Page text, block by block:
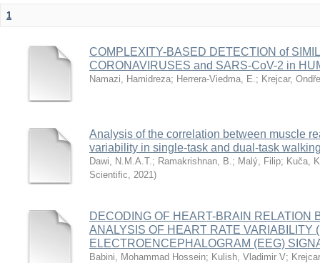
1
COMPLEXITY-BASED DETECTION of
CORONAVIRUSES and SARS-CoV-2 in
Namazi, Hamidreza; Herrera-Viedma, E.; Krejcar,
Analysis of the correlation between muscle
variability in single-task and dual-task
Dawi, N.M.A.T.; Ramakrishnan, B.; Malý, Filip; Kuča,
Scientific, 2021)
DECODING OF HEART-BRAIN RELATION
ANALYSIS OF HEART RATE VARIABILITY
ELECTROENCEPHALOGRAM (EEG)
Babini, Mohammad Hossein; Kulish, Vladimir V;